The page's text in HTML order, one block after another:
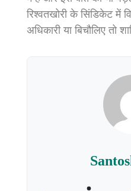
रिश्वतखोरी के सिंडिकेट में
अधिकारी या बिचौलिए तो